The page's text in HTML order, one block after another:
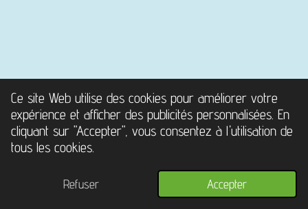
Ce site Web utilise des cookies pour améliorer votre
expérience et afficher des publicités personnalisées. En
cliquant sur "Accepter", vous consentez à l'utilisation de
tous les cookies.
Refuser Accepter
© 2024 - 2026 Service Mobile auto camping-car, 95
Webador